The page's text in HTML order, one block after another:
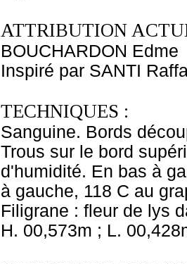
ATTRIBUTION
BOUCHARDON Edme
Inspiré par SANTI
TECHNIQUES :
Sanguine. Bords
Trous sur le bord
d'humidité. En bas à
à gauche, 118 C au
Filigrane : fleur de lys
H. 00,573m ; L.